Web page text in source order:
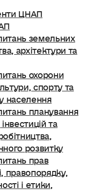
ЦНАП
земельних
архітектури та
охорони
спорту та
населення
планування
та
розвитку
прав
правопорядку,
і етики,